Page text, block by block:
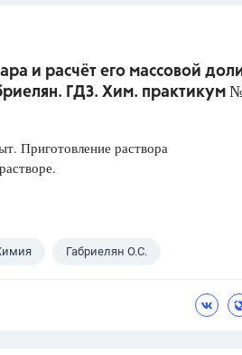
и расчёт его массовой
ГДЗ. Хим. практикум
Приготовление раствора
Габриелян О.С.